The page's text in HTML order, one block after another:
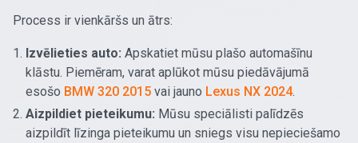
Process ir vienkāršs un ātrs:
Izvēlieties auto: Apskatiet mūsu plašo automašīnu
klāstu. Piemēram, varat aplūkot mūsu piedāvājumā
esošo BMW 320 2015 vai jauno Lexus NX 2024.
Aizpildiet pieteikumu: Mūsu speciālisti palīdzēs
aizpildīt līzinga pieteikumu un sniegs visu nepieciešamo